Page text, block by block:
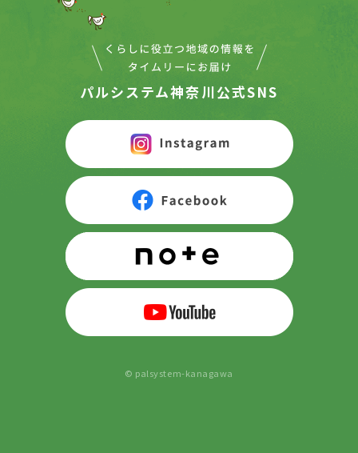
パルシステム神奈川公式SNS
© palsystem-kanagawa